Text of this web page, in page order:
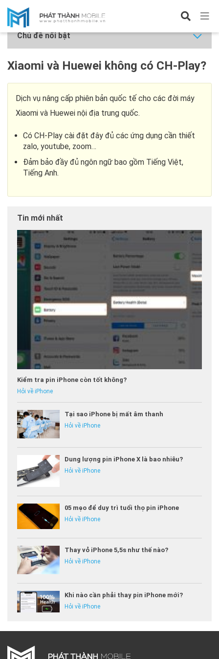
Hỏi đáp
Chủ đề nổi bật
Xiaomi và Huewei không có CH-Play?
Dịch vụ nâng cấp phiên bản quốc tế cho các đời máy
Xiaomi và Huewei nội địa trung quốc.
Có CH-Play cài đặt đây đủ các ứng dụng cần thiết
zalo, youtube, zoom…
Đảm bảo đầy đủ ngôn ngữ bao gồm Tiếng Việt,
Tiếng Anh.
Tin mới nhất
Kiểm tra pin iPhone còn tốt không?
Hỏi về iPhone
Tại sao iPhone bị mất âm thanh
Hỏi về iPhone
Dung lượng pin iPhone X là bao nhiêu?
Hỏi về iPhone
05 mẹo để duy trì tuổi thọ pin iPhone
Hỏi về iPhone
Thay vỏ iPhone 5,5s như thế nào?
Hỏi về iPhone
Khi nào cần phải thay pin iPhone mới?
Hỏi về iPhone